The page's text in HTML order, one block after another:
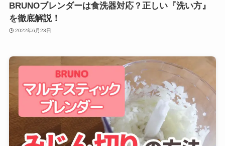
BRUNOブレンダーは食洗器対応？正しい『洗い方』
を徹底解説！
2022年6月23日